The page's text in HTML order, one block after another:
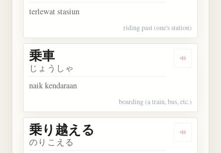
terlewat stasiun
riding past (one's station)
Dengarkan
乗車
じょうしゃ
naik kendaraan
boarding (a train, bus, etc.)
Dengarkan
乗り越える
のりこえる